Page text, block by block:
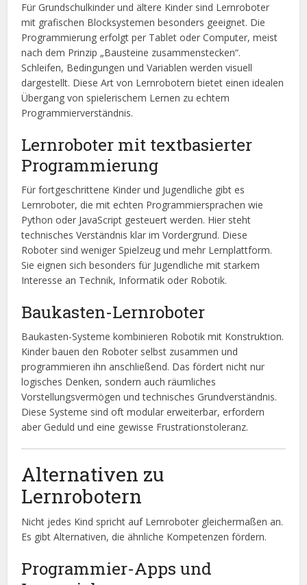
Für Grundschulkinder und ältere Kinder sind Lernroboter
mit grafischen Blocksystemen besonders geeignet. Die
Programmierung erfolgt per Tablet oder Computer, meist
nach dem Prinzip „Bausteine zusammenstecken“.
Schleifen, Bedingungen und Variablen werden visuell
dargestellt. Diese Art von Lernrobotern bietet einen idealen
Übergang von spielerischem Lernen zu echtem
Programmierverständnis.
Lernroboter mit textbasierter
Programmierung
Für fortgeschrittene Kinder und Jugendliche gibt es
Lernroboter, die mit echten Programmiersprachen wie
Python oder JavaScript gesteuert werden. Hier steht
technisches Verständnis klar im Vordergrund. Diese
Roboter sind weniger Spielzeug und mehr Lernplattform.
Sie eignen sich besonders für Jugendliche mit starkem
Interesse an Technik, Informatik oder Robotik.
Baukasten-Lernroboter
Baukasten-Systeme kombinieren Robotik mit Konstruktion.
Kinder bauen den Roboter selbst zusammen und
programmieren ihn anschließend. Das fördert nicht nur
logisches Denken, sondern auch räumliches
Vorstellungsvermögen und technisches Grundverständnis.
Diese Systeme sind oft modular erweiterbar, erfordern
aber Geduld und eine gewisse Frustrationstoleranz.
Alternativen zu
Lernrobotern
Nicht jedes Kind spricht auf Lernroboter gleichermaßen an.
Es gibt Alternativen, die ähnliche Kompetenzen fördern.
Programmier-Apps und